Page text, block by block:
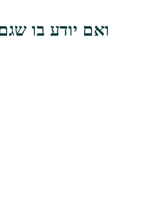
ואם יודע בו